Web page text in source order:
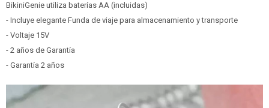
BikiniGenie utiliza baterías AA (incluidas)
- Incluye elegante Funda de viaje para almacenamiento y transporte
- Voltaje 15V
- 2 años de Garantía
- Garantía 2 años